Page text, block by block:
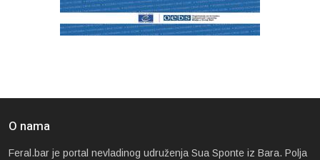
O nama
Feral.bar je portal nevladinog udruženja Sua Sponte iz Bara. Polja